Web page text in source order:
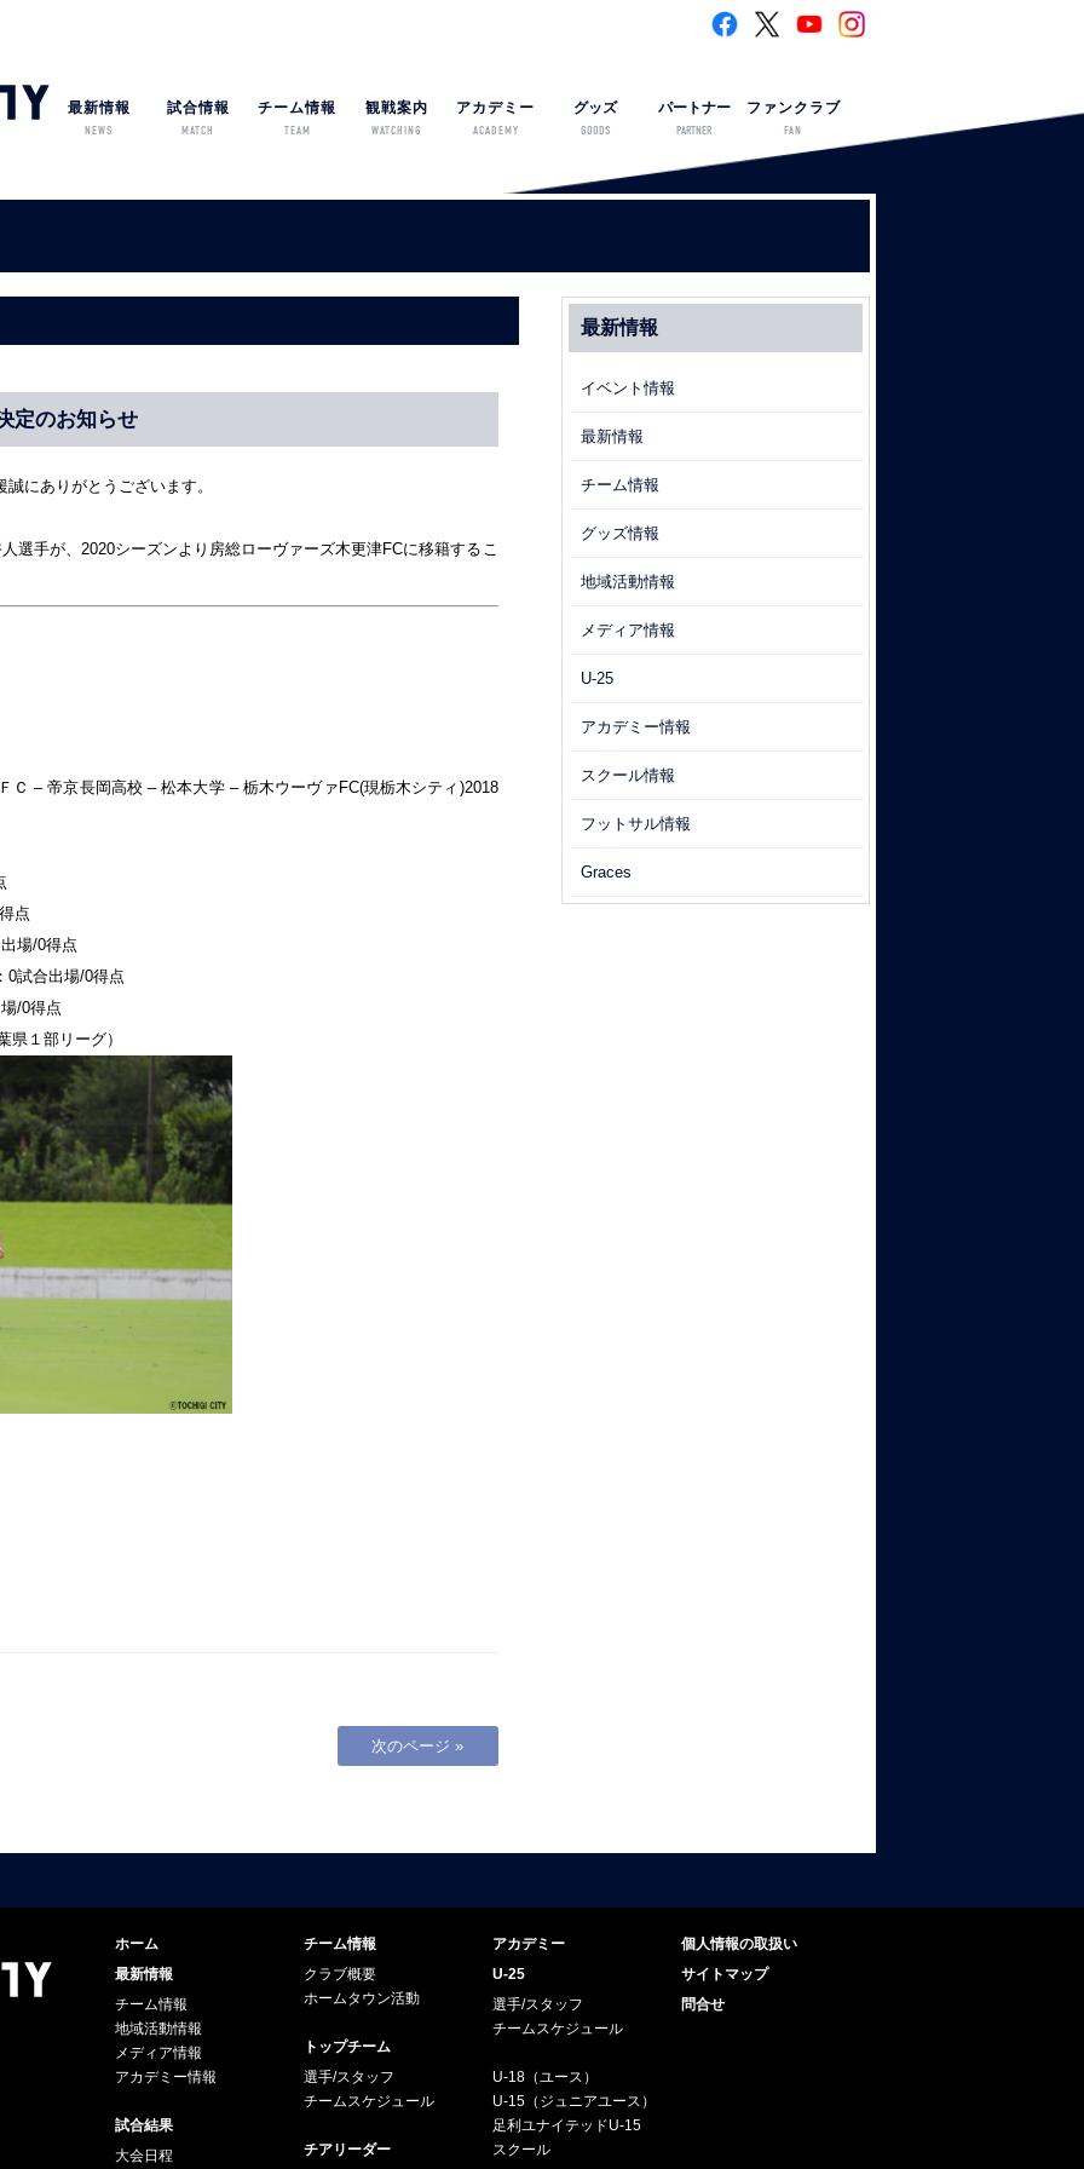
最新情報
NEWS
試合情報
MATCH
チーム情報
TEAM
観戦案内
WATCHING
アカデミー
ACADEMY
グッズ
GOODS
パートナー
PARTNER
ファンクラブ
FAN
定のお知らせ
にありがとうございます。
選手が、2020シーズンより房総ローヴァーズ木更津FCに移籍するこ
Ｃ – 帝京長岡高校 – 松本大学 – 栃木ウーヴァFC(現栃木シティ)2018
点
場/0得点
0試合出場/0得点
/0得点
１部リーグ）
次のページ »
最新情報
イベント情報
最新情報
チーム情報
グッズ情報
地域活動情報
メディア情報
U-25
アカデミー情報
スクール情報
フットサル情報
Graces
ホーム
最新情報
チーム情報
地域活動情報
メディア情報
アカデミー情報
試合結果
大会日程
チーム情報
クラブ概要
ホームタウン活動
トップチーム
選手/スタッフ
チームスケジュール
チアリーダー
アカデミー
U-25
選手/スタッフ
チームスケジュール
U-18（ユース）
U-15（ジュニアユース）
足利ユナイテッドU-15
スクール
個人情報の取扱い
サイトマップ
問合せ